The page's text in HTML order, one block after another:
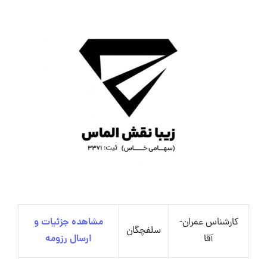
کارشناس عمران-
آقا
سلفچگان
مشاهده جزئیات و
ارسال رزومه